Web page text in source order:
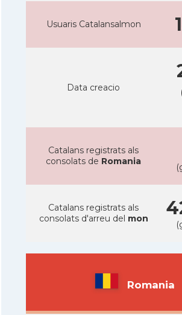
Usuaris Catalansalmon
Data creacio
Catalans registrats als
consolats de Romania
Catalans registrats als
consolats d'arreu del mon
Romania